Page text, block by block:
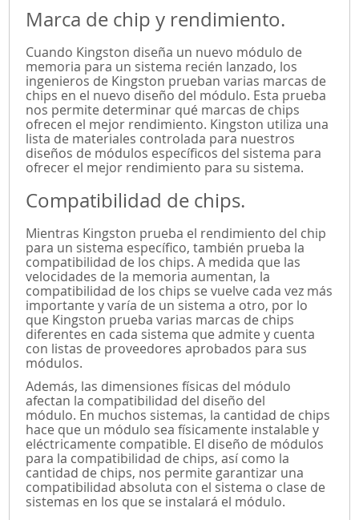
Marca de chip y rendimiento.
Cuando Kingston diseña un nuevo módulo de
memoria para un sistema recién lanzado, los
ingenieros de Kingston prueban varias marcas de
chips en el nuevo diseño del módulo. Esta prueba
nos permite determinar qué marcas de chips
ofrecen el mejor rendimiento. Kingston utiliza una
lista de materiales controlada para nuestros
diseños de módulos específicos del sistema para
ofrecer el mejor rendimiento para su sistema.
Compatibilidad de chips.
Mientras Kingston prueba el rendimiento del chip
para un sistema específico, también prueba la
compatibilidad de los chips. A medida que las
velocidades de la memoria aumentan, la
compatibilidad de los chips se vuelve cada vez más
importante y varía de un sistema a otro, por lo
que Kingston prueba varias marcas de chips
diferentes en cada sistema que admite y cuenta
con listas de proveedores aprobados para sus
módulos.
Además, las dimensiones físicas del módulo
afectan la compatibilidad del diseño del
módulo. En muchos sistemas, la cantidad de chips
hace que un módulo sea físicamente instalable y
eléctricamente compatible. El diseño de módulos
para la compatibilidad de chips, así como la
cantidad de chips, nos permite garantizar una
compatibilidad absoluta con el sistema o clase de
sistemas en los que se instalará el módulo.